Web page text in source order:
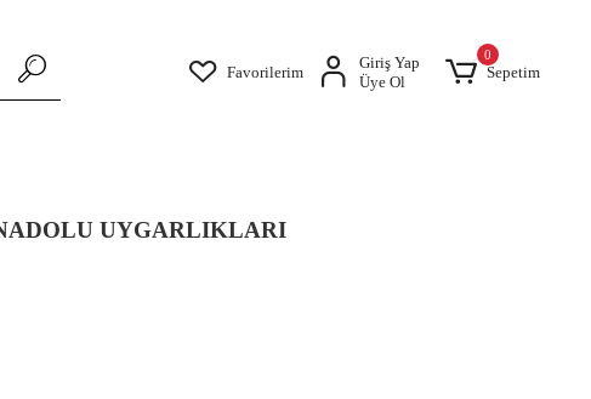
Favorilerim
Giriş Yap
Üye Ol
0
Sepetim
UYGARLIKLARI